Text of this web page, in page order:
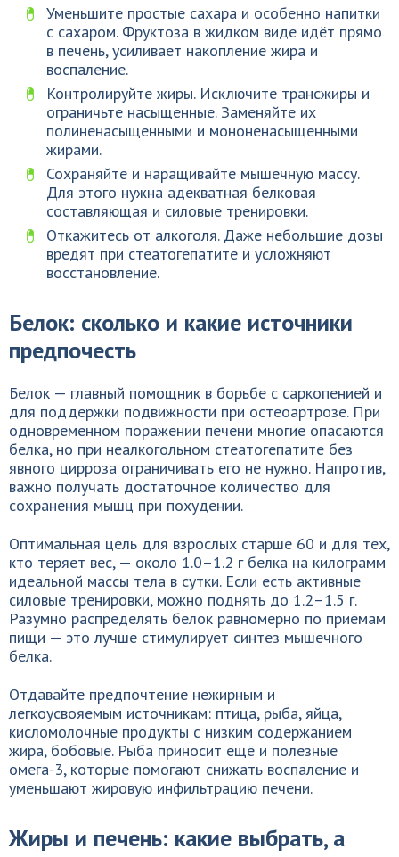
Уменьшите простые сахара и особенно напитки
с сахаром. Фруктоза в жидком виде идёт прямо
в печень, усиливает накопление жира и
воспаление.
Контролируйте жиры. Исключите трансжиры и
ограничьте насыщенные. Заменяйте их
полиненасыщенными и мононенасыщенными
жирами.
Сохраняйте и наращивайте мышечную массу.
Для этого нужна адекватная белковая
составляющая и силовые тренировки.
Откажитесь от алкоголя. Даже небольшие дозы
вредят при стеатогепатите и усложняют
восстановление.
Белок: сколько и какие источники
предпочесть
Белок — главный помощник в борьбе с саркопенией и
для поддержки подвижности при остеоартрозе. При
одновременном поражении печени многие опасаются
белка, но при неалкогольном стеатогепатите без
явного цирроза ограничивать его не нужно. Напротив,
важно получать достаточное количество для
сохранения мышц при похудении.
Оптимальная цель для взрослых старше 60 и для тех,
кто теряет вес, — около 1.0–1.2 г белка на килограмм
идеальной массы тела в сутки. Если есть активные
силовые тренировки, можно поднять до 1.2–1.5 г.
Разумно распределять белок равномерно по приёмам
пищи — это лучше стимулирует синтез мышечного
белка.
Отдавайте предпочтение нежирным и
легкоусвояемым источникам: птица, рыба, яйца,
кисломолочные продукты с низким содержанием
жира, бобовые. Рыба приносит ещё и полезные
омега-3, которые помогают снижать воспаление и
уменьшают жировую инфильтрацию печени.
Жиры и печень: какие выбрать, а